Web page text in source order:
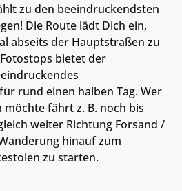
zu den beeindruckendsten
Die Route lädt Dich ein,
abseits der Hauptstraßen zu
bietet der
rund einen halben Tag. Wer
fährt z. B. noch bis
weiter Richtung Forsand /
hinauf zum
zu starten.